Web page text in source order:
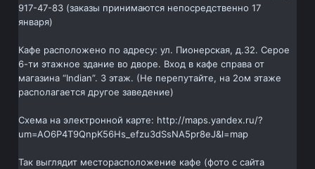
917-47-83 (заказы принимаются непосредственно 17
января)
Кафе расположено по адресу: ул. Пионерская, д.32. Серое
6-ти этажное здание во дворе. Вход в кафе справа от
магазина “Indian”. 3 этаж. (Не перепутайте, на 2ом этаже
располагается другое заведение)
Схема на электронной карте: http://maps.yandex.ru/?
um=AO6P4T9QnpK56Hs_efzu3dSsNA5pr8eJ&l=map
Так выглядит месторасположение кафе (фото с сайта